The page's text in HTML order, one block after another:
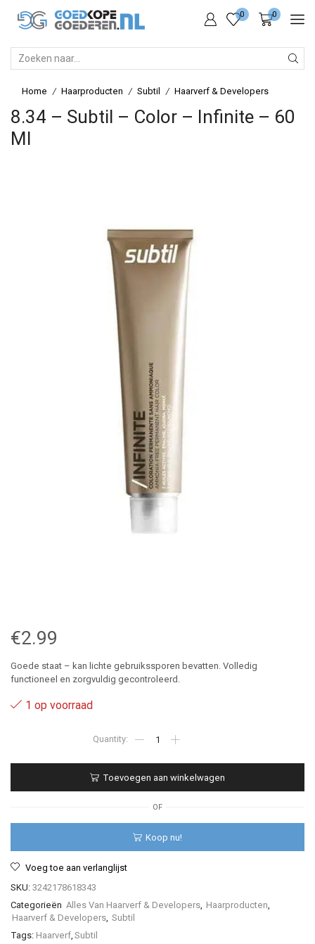
0 0
Home / Haarproducten / Subtil / Haarverf & Developers
8.34 – Subtil – Color – Infinite – 60
Ml
€2.99
Goede staat – kan lichte gebruikssporen bevatten. Volledig
functioneel en zorgvuldig gecontroleerd.
1 op voorraad
Color
-
Infinite
60
Toevoegen aan winkelwagen
OF
Koop nu!
Voeg toe aan verlanglijst
SKU: 3242178618343
Categorieën Alles Van Haarverf & Developers, Haarproducten,
Haarverf & Developers, Subtil
Tags: Haarverf, Subtil